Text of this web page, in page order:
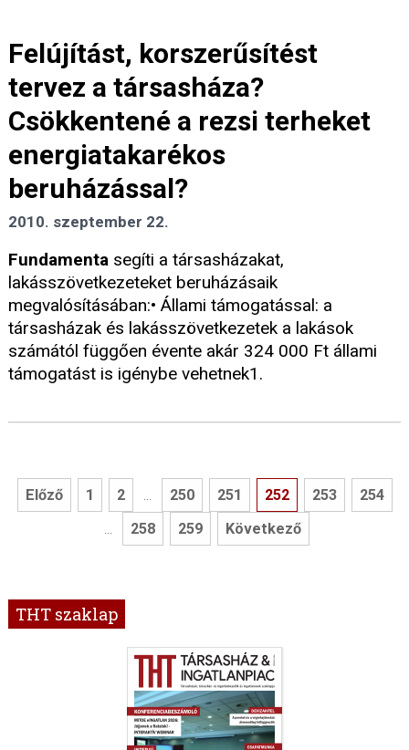
Felújítást, korszerűsítést
tervez a társasháza?
Csökkentené a rezsi terheket
energiatakarékos
beruházással?
2010. szeptember 22.
Fundamenta segíti a társasházakat,
lakásszövetkezeteket beruházásaik
megvalósításában:• Állami támogatással: a
társasházak és lakásszövetkezetek a lakások
számától függően évente akár 324 000 Ft állami
támogatást is igénybe vehetnek1.
Előző 1 2 ... 250 251 252 253 254
... 258 259 Következő
THT szaklap